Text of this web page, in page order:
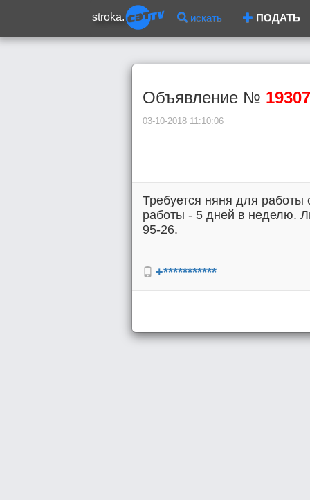
stroka. искать ПОДАТЬ
Объявление № 19307
03-10-2018 11:10:06
Требуется няня для работы
работы - 5 дней в неделю.
95-26.
+***********